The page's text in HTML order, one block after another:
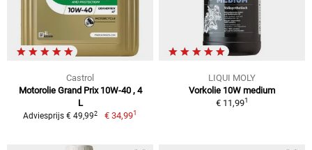
Castrol
Motorolie Grand Prix 10W-40 , 4
L
Adviesprijs € 49,992 € 34,991
LIQUI MOLY
Vorkolie 10W medium
€ 11,991